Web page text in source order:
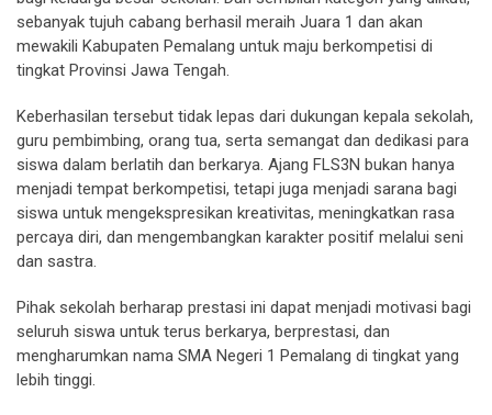
sebanyak tujuh cabang berhasil meraih Juara 1 dan akan
mewakili Kabupaten Pemalang untuk maju berkompetisi di
tingkat Provinsi Jawa Tengah.
Keberhasilan tersebut tidak lepas dari dukungan kepala sekolah,
guru pembimbing, orang tua, serta semangat dan dedikasi para
siswa dalam berlatih dan berkarya. Ajang FLS3N bukan hanya
menjadi tempat berkompetisi, tetapi juga menjadi sarana bagi
siswa untuk mengekspresikan kreativitas, meningkatkan rasa
percaya diri, dan mengembangkan karakter positif melalui seni
dan sastra.
Pihak sekolah berharap prestasi ini dapat menjadi motivasi bagi
seluruh siswa untuk terus berkarya, berprestasi, dan
mengharumkan nama SMA Negeri 1 Pemalang di tingkat yang
lebih tinggi.